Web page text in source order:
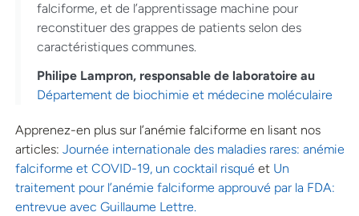
falciforme, et de l’apprentissage machine pour
reconstituer des grappes de patients selon des
caractéristiques communes.
Philipe Lampron, responsable de laboratoire au
Département de biochimie et médecine moléculaire
Apprenez-en plus sur l’anémie falciforme en lisant nos
articles: Journée internationale des maladies rares: anémie
falciforme et COVID-19, un cocktail risqué et Un
traitement pour l’anémie falciforme approuvé par la FDA:
entrevue avec Guillaume Lettre.